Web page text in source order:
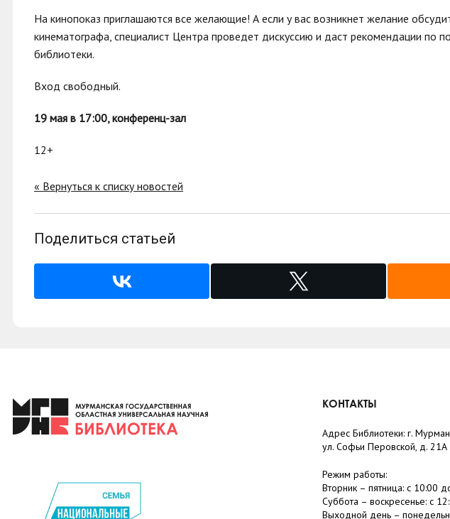
На кинопоказ приглашаются все желающие! А если у вас возникнет желание
кинематографа, специалист Центра проведет дискуссию и даст рекомендации по
библиотеки.
Вход свободный.
19 мая в 17:00, конференц-зал
12+
« Вернуться к списку новостей
Поделиться статьей
КОНТАКТЫ
Адрес Библиотеки: г.
ул. Софьи Перовской, д. 21А
Режим работы:
Вторник – пятница: с 10:00
Суббота – воскресенье: c
Выходной день –